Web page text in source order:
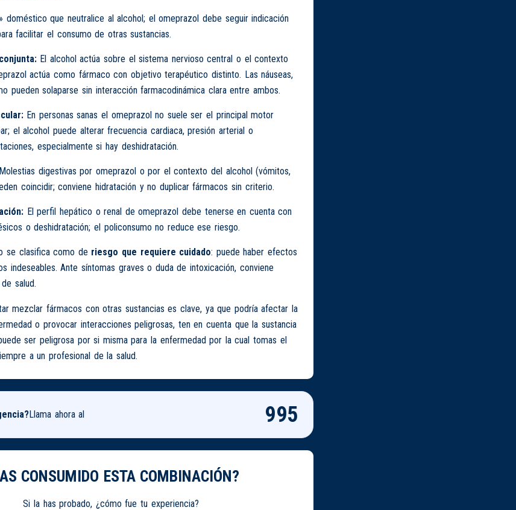
doméstico que neutralice al alcohol; el omeprazol debe seguir indicación
facilitar el consumo de otras sustancias.
El alcohol actúa sobre el sistema nervioso central o el contexto
actúa como fármaco con objetivo terapéutico distinto. Las náuseas,
pueden solaparse sin interacción farmacodinámica clara entre ambos.
En personas sanas el omeprazol no suele ser el principal motor
el alcohol puede alterar frecuencia cardiaca, presión arterial o
especialmente si hay deshidratación.
digestivas por omeprazol o por el contexto del alcohol (vómitos,
coincidir; conviene hidratación y no duplicar fármacos sin criterio.
El perfil hepático o renal de omeprazol debe tenerse en cuenta con
o deshidratación; el policonsumo no reduce ese riesgo.
se clasifica como de riesgo que requiere cuidado: puede haber efectos
indeseables. Ante síntomas graves o duda de intoxicación, conviene
salud.
mezclar fármacos con otras sustancias es clave, ya que podría afectar la
o provocar interacciones peligrosas, ten en cuenta que la sustancia
ser peligrosa por si misma para la enfermedad por la cual tomas el
a un profesional de la salud.
Llama ahora al 995
CONSUMIDO ESTA COMBINACIÓN?
Si la has probado, ¿cómo fue tu experiencia?